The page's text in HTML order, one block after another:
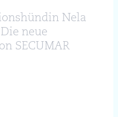
Nela
neue
SECUMAR